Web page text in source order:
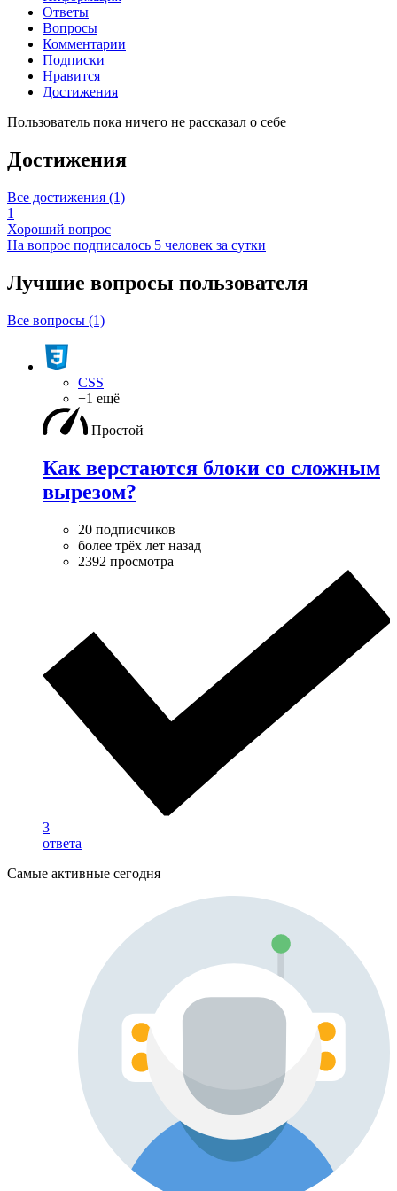
Ответы
Вопросы
Комментарии
Подписки
Нравится
Достижения
Пользователь пока ничего не рассказал о себе
Достижения
Все достижения (1)
1
Хороший вопрос
На вопрос подписалось 5 человек за сутки
Лучшие вопросы пользователя
Все вопросы (1)
CSS
+1 ещё
Простой
Как верстаются блоки со сложным
вырезом?
20 подписчиков
более трёх лет назад
2392 просмотра
3
ответа
Самые активные сегодня